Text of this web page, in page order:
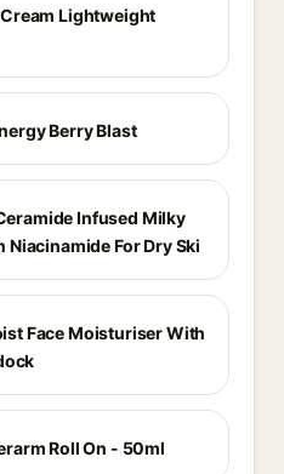
Lightweight
Berry Blast
Infused Milky
For Dry Ski
Face Moisturiser With
Roll On - 50ml